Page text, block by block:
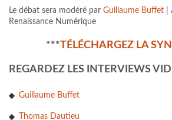
Le débat sera modéré par Guillaume Buffet |
Renaissance Numérique
***TÉLÉCHARGEZ LA
REGARDEZ LES INTERVIEWS
Guillaume Buffet
Thomas Dautieu